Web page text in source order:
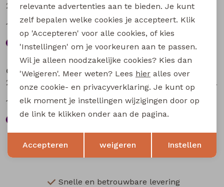
205037 W20018 dames singlet Aubergine
12,74
16,99
11,24
14,99
Sale
City Life
12,74 16,99
City Life
206902 W20015 dames singlet Aubergine
12,74 16,99
Snelle en betrouwbare levering
Terug Opslaan
relevante advertenties aan te bieden. Je kunt
zelf bepalen welke cookies je accepteert. Klik
op 'Accepteren' voor alle cookies, of kies
'Instellingen' om je voorkeuren aan te passen.
Wil je alleen noodzakelijke cookies? Kies dan
'Weigeren'. Meer weten? Lees hier alles over
onze cookie- en privacyverklaring. Je kunt op
elk moment je instellingen wijzigingen door op
de link te klikken onder aan de pagina.
Accepteren weigeren Instellen